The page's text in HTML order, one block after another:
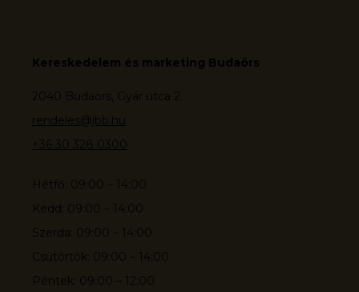
Kereskedelem és marketing Budaörs
2040 Budaörs, Gyár utca 2.
rendeles@jbb.hu
+36 30 328 0300
Hétfő: 09:00 – 14:00
Kedd: 09:00 – 14:00
Szerda: 09:00 – 14:00
Csütörtök: 09:00 – 14:00
Péntek: 09:00 – 12:00